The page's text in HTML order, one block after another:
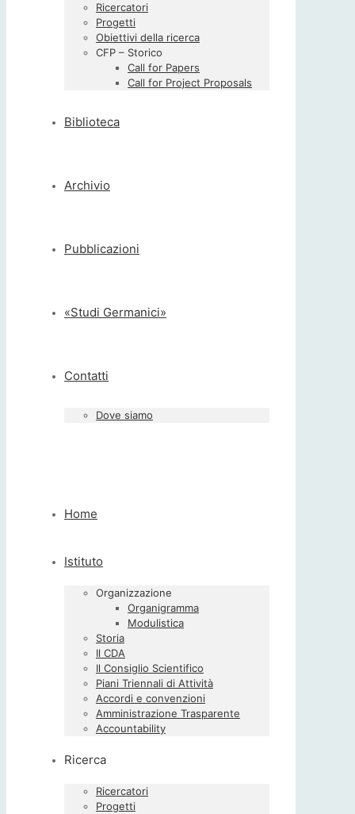
Ricercatori
Progetti
Obiettivi della ricerca
CFP – Storico
Call for Papers
Call for Project Proposals
Biblioteca
Archivio
Pubblicazioni
«Studi Germanici»
Contatti
Dove siamo
Home
Istituto
Organizzazione
Organigramma
Modulistica
Storia
Il CDA
Il Consiglio Scientifico
Piani Triennali di Attività
Accordi e convenzioni
Amministrazione Trasparente
Accountability
Ricerca
Ricercatori
Progetti